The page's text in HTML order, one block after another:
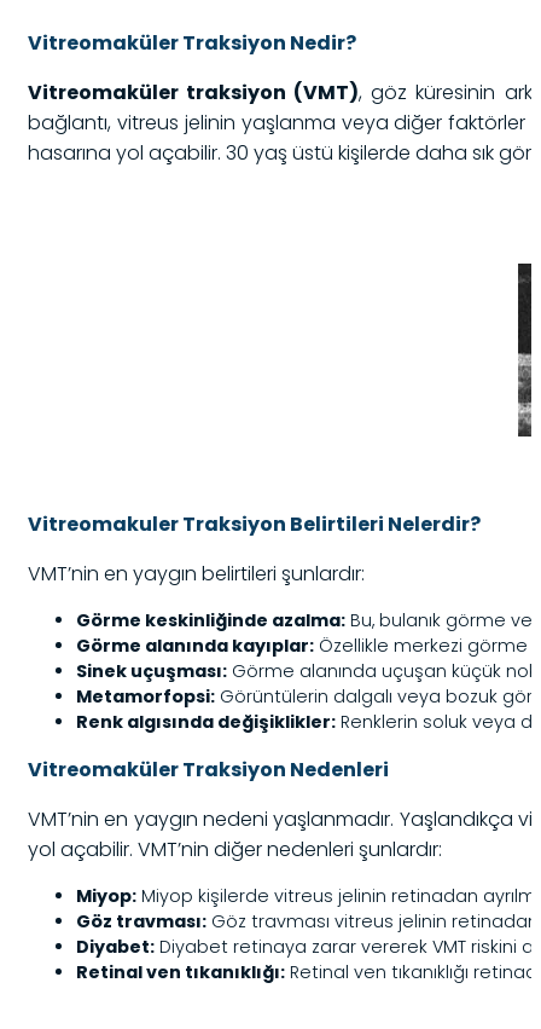
Vitreomaküler Traksiyon Nedir?
Vitreomaküler traksiyon (VMT), göz küresinin
bağlantı, vitreus jelinin yaşlanma veya diğer faktörler
hasarına yol açabilir. 30 yaş üstü kişilerde daha sık
Vitreomakuler Traksiyon Belirtileri Nelerdir?
VMT’nin en yaygın belirtileri şunlardır:
Görme keskinliğinde azalma: Bu, bulanık görme
Görme alanında kayıplar: Özellikle merkezi görme
Sinek uçuşması: Görme alanında uçuşan küçük
Metamorfopsi: Görüntülerin dalgalı veya bozuk
Renk algısında değişiklikler: Renklerin soluk veya
Vitreomaküler Traksiyon Nedenleri
VMT’nin en yaygın nedeni yaşlanmadır. Yaşlandıkça
yol açabilir. VMT’nin diğer nedenleri şunlardır:
Miyop: Miyop kişilerde vitreus jelinin retinadan
Göz travması: Göz travması vitreus jelinin
Diyabet: Diyabet retinaya zarar vererek VMT riskini
Retinal ven tıkanıklığı: Retinal ven tıkanıklığı